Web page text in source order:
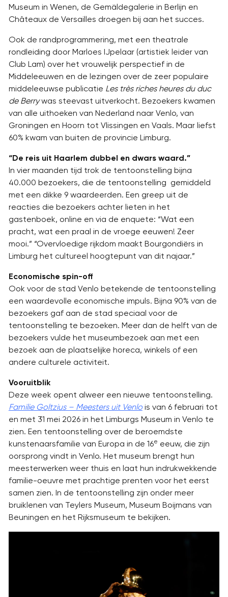
Museum in Wenen, de Gemäldegalerie in Berlijn en
Châteaux de Versailles droegen bij aan het succes.
Ook de randprogrammering, met een theatrale
rondleiding door Marloes IJpelaar (artistiek leider van
Club Lam) over het vrouwelijk perspectief in de
Middeleeuwen en de lezingen over de zeer populaire
middeleeuwse publicatie Les très riches heures du duc
de Berrywas steevast uitverkocht. Bezoekers kwamen
van alle uithoeken van Nederland naar Venlo, van
Groningen en Hoorn tot Vlissingen en Vaals. Maar liefst
60% kwam van buiten de provincie Limburg.
“De reis uit Haarlem dubbel en dwars waard.”
In vier maanden tijd trok de tentoonstelling bijna
40.000 bezoekers, die de tentoonstelling gemiddeld
met een dikke 9 waardeerden. Een greep uit de
reacties die bezoekers achter lieten in het
gastenboek, online en via de enquete: “Wat een
pracht, wat een praal in de vroege eeuwen! Zeer
mooi.” “Overvloedige rijkdom maakt Bourgondiërs in
Limburg het cultureel hoogtepunt van dit najaar.”
Economische spin-off
Ook voor de stad Venlo betekende de tentoonstelling
een waardevolle economische impuls. Bijna 90% van de
bezoekers gaf aan de stad speciaal voor de
tentoonstelling te bezoeken. Meer dan de helft van de
bezoekers vulde het museumbezoek aan met een
bezoek aan de plaatselijke horeca, winkels of een
andere culturele activiteit.
Vooruitblik
Deze week opent alweer een nieuwe tentoonstelling.
Familie Goltzius – Meesters uit Venlois van 6 februari tot
en met 31 mei 2026 in het Limburgs Museum in Venlo te
zien. Een tentoonstelling over de beroemdste
kunstenaarsfamilie van Europa in de 16e eeuw, die zijn
oorsprong vindt in Venlo. Het museum brengt hun
meesterwerken weer thuis en laat hun indrukwekkende
familie-oeuvre met prachtige prenten voor het eerst
samen zien. In de tentoonstelling zijn onder meer
bruiklenen van Teylers Museum, Museum Boijmans van
Beuningen en het Rijksmuseum te bekijken.